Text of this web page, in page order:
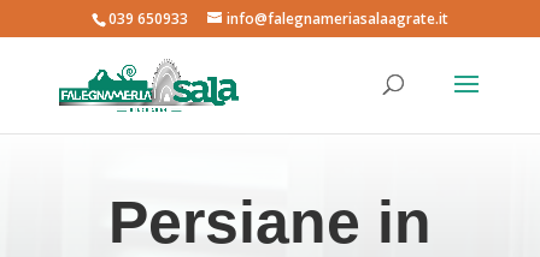
039 650933 info@falegnameriasalaagrate.it
Persiane in